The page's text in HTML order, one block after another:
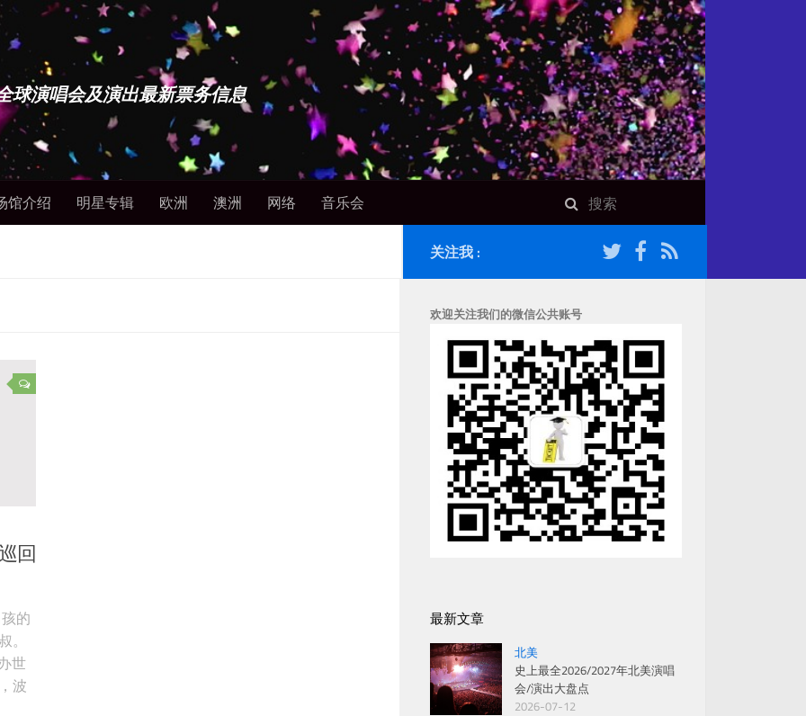
球演唱会及演出最新票务信息
馆介绍 明星专辑 欧洲 澳洲 网络 音乐会
回
的
世
波
关注我 :
欢迎关注我们的微信公共账号
最新文章
北美
史上最全2026/2027年北美演唱
会/演出大盘点
2026-07-12